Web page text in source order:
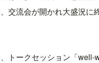
交流会が開かれ大盛況に
トークセッション「well-